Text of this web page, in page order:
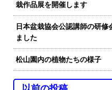
栽作品展を開催します
日本盆栽協会公認講師の研修
ました
松山園内の植物たちの様子